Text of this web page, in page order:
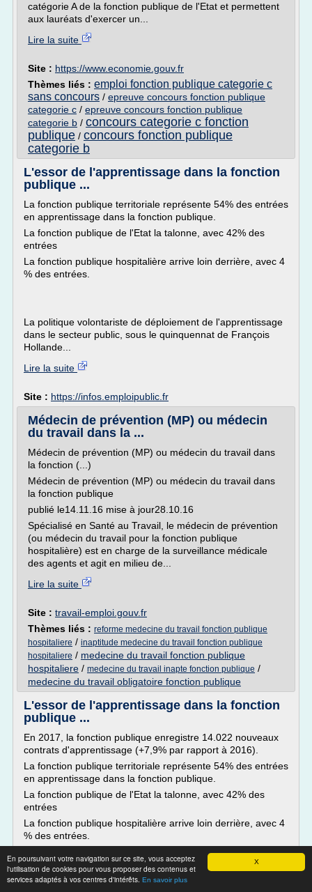
X
En poursuivant votre navigation sur ce site, vous acceptez
l'utilisation de cookies pour vous proposer des contenus et
services adaptés à vos centres d'intérêts. En savoir plus
catégorie A de la fonction publique de l'Etat et permettent
aux lauréats d'exercer un...
Lire la suite
Site : https://www.economie.gouv.fr
Thèmes liés : emploi fonction publique categorie c
sans concours / epreuve concours fonction publique
categorie c / epreuve concours fonction publique
categorie b / concours categorie c fonction
publique / concours fonction publique
categorie b
L'essor de l'apprentissage dans la fonction
publique ...
La fonction publique territoriale représente 54% des entrées
en apprentissage dans la fonction publique.
La fonction publique de l'Etat la talonne, avec 42% des
entrées
La fonction publique hospitalière arrive loin derrière, avec 4
% des entrées.
La politique volontariste de déploiement de l'apprentissage
dans le secteur public, sous le quinquennat de François
Hollande...
Lire la suite
Site : https://infos.emploipublic.fr
Médecin de prévention (MP) ou médecin
du travail dans la ...
Médecin de prévention (MP) ou médecin du travail dans
la fonction (...)
Médecin de prévention (MP) ou médecin du travail dans
la fonction publique
publié le14.11.16 mise à jour28.10.16
Spécialisé en Santé au Travail, le médecin de prévention
(ou médecin du travail pour la fonction publique
hospitalière) est en charge de la surveillance médicale
des agents et agit en milieu de...
Lire la suite
Site : travail-emploi.gouv.fr
Thèmes liés : reforme medecine du travail fonction publique
hospitaliere / inaptitude medecine du travail fonction publique
hospitaliere / medecine du travail fonction publique
hospitaliere / medecine du travail inapte fonction publique /
medecine du travail obligatoire fonction publique
L'essor de l'apprentissage dans la fonction
publique ...
En 2017, la fonction publique enregistre 14.022 nouveaux
contrats d'apprentissage (+7,9% par rapport à 2016).
La fonction publique territoriale représente 54% des entrées
en apprentissage dans la fonction publique.
La fonction publique de l'Etat la talonne, avec 42% des
entrées
La fonction publique hospitalière arrive loin derrière, avec 4
% des entrées.
La politique volontariste...